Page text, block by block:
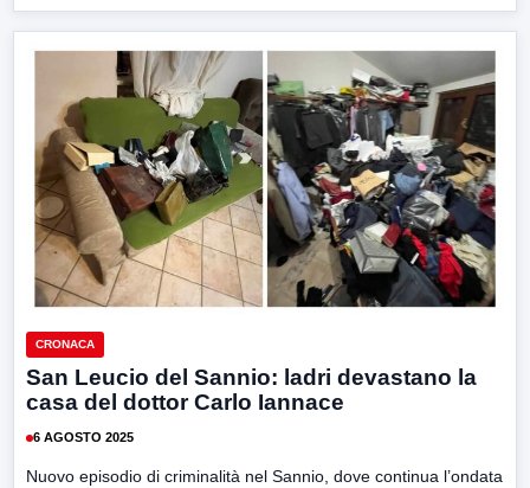
CRONACA
San Leucio del Sannio: ladri devastano la
casa del dottor Carlo Iannace
6 AGOSTO 2025
Nuovo episodio di criminalità nel Sannio, dove continua l’ondata